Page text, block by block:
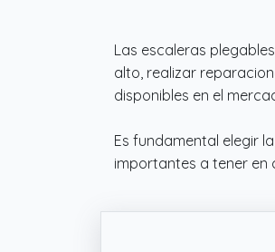
Las escaleras
alto, realizar
disponibles en el
Es fundamental elegir
importantes a tener en